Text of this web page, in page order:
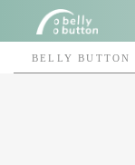
BELLY BUTTON